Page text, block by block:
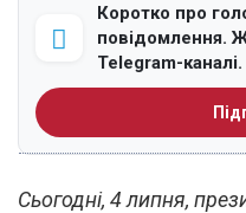
Коротко про
повідомлення.
Telegram-каналі.
Сьогодні, 4 липня,